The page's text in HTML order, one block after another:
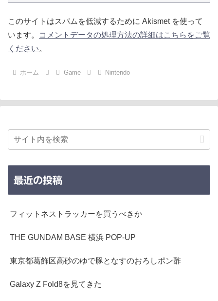
このサイトはスパムを低減するために Akismet を使って
います。
コメントデータの処理方法の詳細はこちらをご覧
ください。
ホーム Game Nintendo
最近の投稿
フィットネストラッカーを買うべきか
THE GUNDAM BASE 横浜 POP-UP
東京都葛飾区高砂のゆで豚となすのおろしポン酢
Galaxy Z Fold8を見てきた